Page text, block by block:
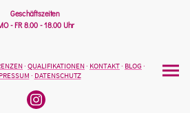
Geschäftszeiten
- FR 8.00 - 18.00 Uhr
· QUALIFIKATIONEN· KONTAKT· BLOG ·
· DATENSCHUTZ